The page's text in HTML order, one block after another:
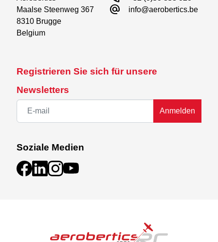
Registrieren Sie sich für unsere
Newsletters
Anmelden
Soziale Medien
Maalse Steenweg 367
8310 Brugge
Belgium
alternate_email info@aerobertics.be